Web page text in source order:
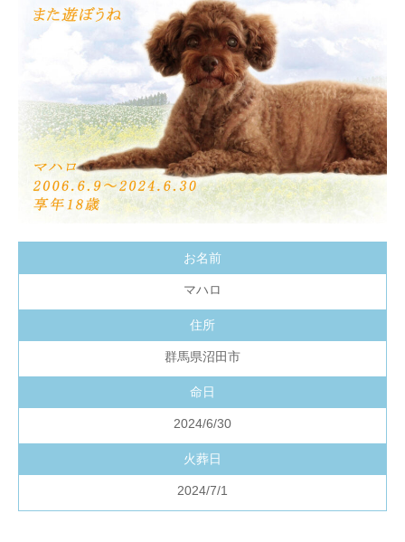
お名前
マハロ
住所
群馬県沼田市
命日
2024/6/30
火葬日
2024/7/1